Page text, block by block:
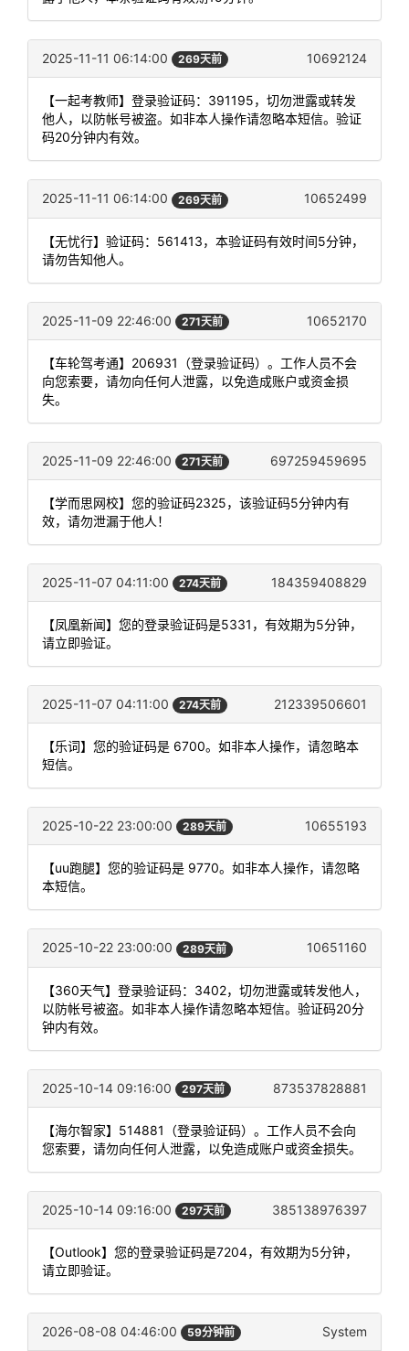
2025-11-11 06:14:00 269天前 10692124
【一起考教师】登录验证码：391195，切勿泄露或转发
他人，以防帐号被盗。如非本人操作请忽略本短信。验证
码20分钟内有效。
2025-11-11 06:14:00 269天前 10652499
【无忧行】验证码：561413，本验证码有效时间5分钟，
请勿告知他人。
2025-11-09 22:46:00 271天前 10652170
【车轮驾考通】206931（登录验证码）。工作人员不会
向您索要，请勿向任何人泄露，以免造成账户或资金损
失。
2025-11-09 22:46:00 271天前 697259459695
【学而思网校】您的验证码2325，该验证码5分钟内有
效，请勿泄漏于他人！
2025-11-07 04:11:00 274天前 184359408829
【凤凰新闻】您的登录验证码是5331，有效期为5分钟，
请立即验证。
2025-11-07 04:11:00 274天前 212339506601
【乐词】您的验证码是 6700。如非本人操作，请忽略本
短信。
2025-10-22 23:00:00 289天前 10655193
【uu跑腿】您的验证码是 9770。如非本人操作，请忽略
本短信。
2025-10-22 23:00:00 289天前 10651160
【360天气】登录验证码：3402，切勿泄露或转发他人，
以防帐号被盗。如非本人操作请忽略本短信。验证码20分
钟内有效。
2025-10-14 09:16:00 297天前 873537828881
【海尔智家】514881（登录验证码）。工作人员不会向
您索要，请勿向任何人泄露，以免造成账户或资金损失。
2025-10-14 09:16:00 297天前 385138976397
【Outlook】您的登录验证码是7204，有效期为5分钟，
请立即验证。
2026-08-08 04:46:00 59分钟前 System